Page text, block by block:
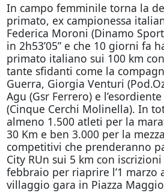
In campo femminile torna la
primato, ex campionessa
Federica Moroni (Dinamo
in 2h53’05” e che 10 giorni fa
primato italiano sui 100 km con
tante sfidanti come la
Guerra, Giorgia Venturi
Agu (Gsr Ferrero) e
(Cinque Cerchi Molinella). In
almeno 1.500 atleti per la
30 Km e ben 3.000 per la
competitivi che prenderanno
City RUn sui 5 km con
febbraio per riaprire l’1 marzo
villaggio gara in Piazza